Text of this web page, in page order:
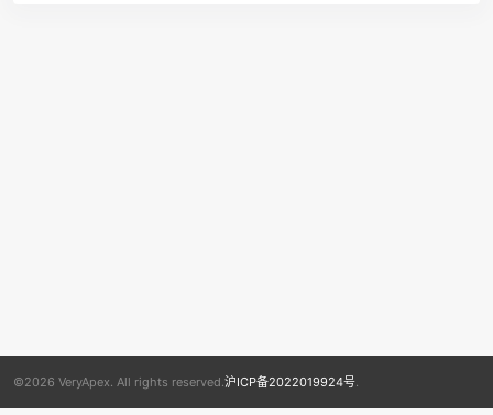
©2026 VeryApex. All rights reserved.沪ICP备2022019924号.